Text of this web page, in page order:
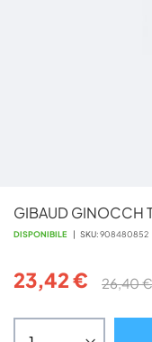
GIBAUD GINOCCH
DISPONIBILE SKU 908480852
23,42 € 26,40 €
all'inizio
della
immagini